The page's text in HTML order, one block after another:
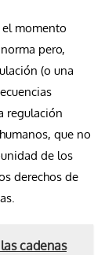
momento
pero,
(o una
regulación
que no
de los
derechos de
cadenas